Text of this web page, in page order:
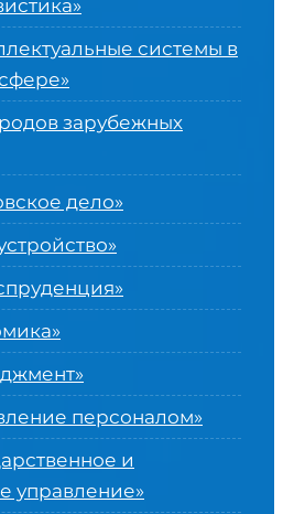
системы в
»
зарубежных
дело»
персоналом»
и
управление»